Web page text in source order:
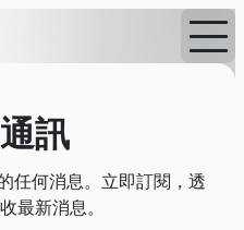
訊
任何消息。立即訂閱，透
最新消息。